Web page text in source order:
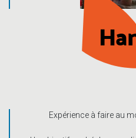
Expérience à faire au